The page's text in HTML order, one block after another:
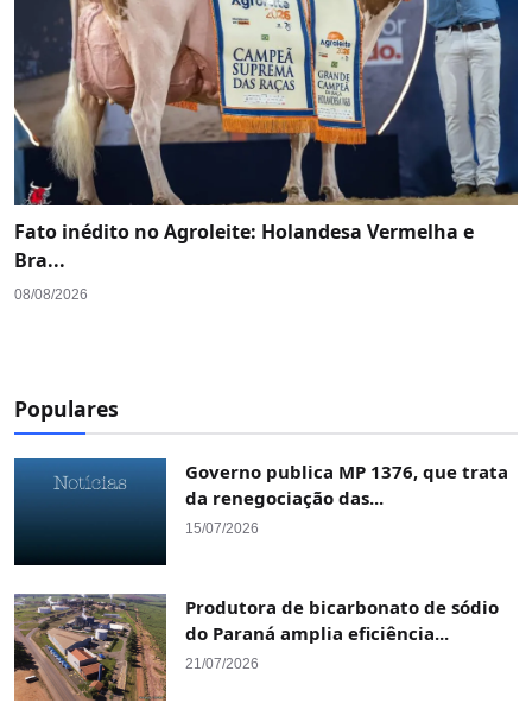
​Fato inédito no Agroleite: Holandesa Vermelha e
Bra...
08/08/2026
Populares
Governo publica MP 1376, que trata
da renegociação das...
15/07/2026
Produtora de bicarbonato de sódio
do Paraná amplia eficiência...
21/07/2026